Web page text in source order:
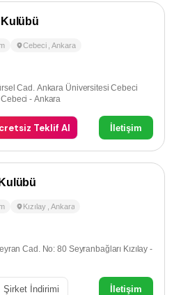
Cebeci ,Ankara
Cad. Ankara Üniversitesi Cebeci
- Ankara
Teklif Al İletişim
Kızılay ,Ankara
Cad. No: 80 Seyranbağları Kızılay -
Şirket İndirimi İletişim